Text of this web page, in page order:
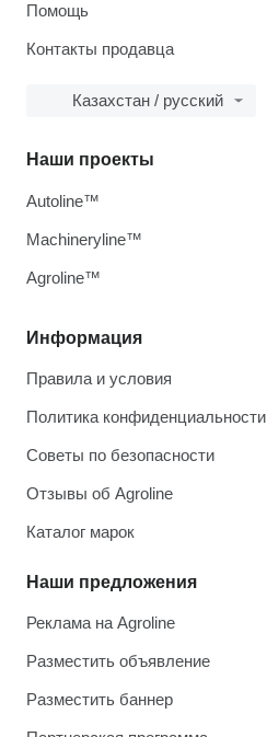
Помощь
Контакты продавца
Казахстан / русский
Информация
Правила и условия
Политика конфиденциальности
Советы по безопасности
Отзывы об Agroline
Каталог марок
Наши предложения
Реклама на Agroline
Разместить объявление
Разместить баннер
Наши проекты
Autoline™
Machineryline™
Agroline™